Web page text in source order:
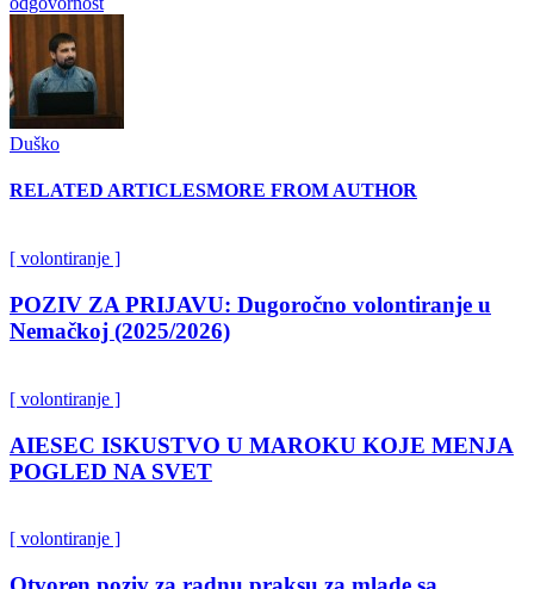
Duško
RELATED ARTICLESMORE FROM AUTHOR
[ volontiranje ]
POZIV ZA PRIJAVU: Dugoročno volontiranje u
Nemačkoj (2025/2026)
[ volontiranje ]
AIESEC ISKUSTVO U MAROKU KOJE MENJA
POGLED NA SVET
[ volontiranje ]